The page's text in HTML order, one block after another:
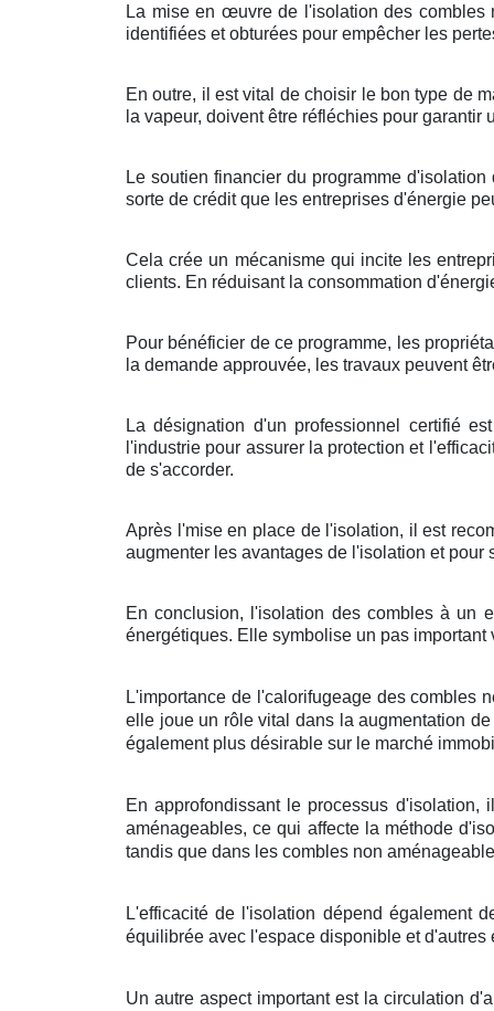
La mise en œuvre de l'isolation des combles
identifiées et obturées pour empêcher les
En outre, il est vital de choisir le bon type de
la vapeur, doivent être réfléchies pour garantir
Le soutien financier du programme
sorte de crédit que les entreprises d'énergie
Cela crée un mécanisme qui incite les
clients. En réduisant la consommation
Pour bénéficier de ce programme, les
la demande approuvée, les travaux peuvent
La désignation d'un professionnel certifié
l'industrie pour assurer la protection et
de s'accorder.
Après l'mise en place de l'isolation, il est
augmenter les avantages de l'isolation et
En conclusion, l'isolation des combles à un
énergétiques. Elle symbolise un pas
L'importance de l'calorifugeage des combles
elle joue un rôle vital dans la augmentation
également plus désirable sur le marché
En approfondissant le processus
aménageables, ce qui affecte la méthode
tandis que dans les combles non
L'efficacité de l'isolation dépend également
équilibrée avec l'espace disponible et d'autres
Un autre aspect important est la circulation